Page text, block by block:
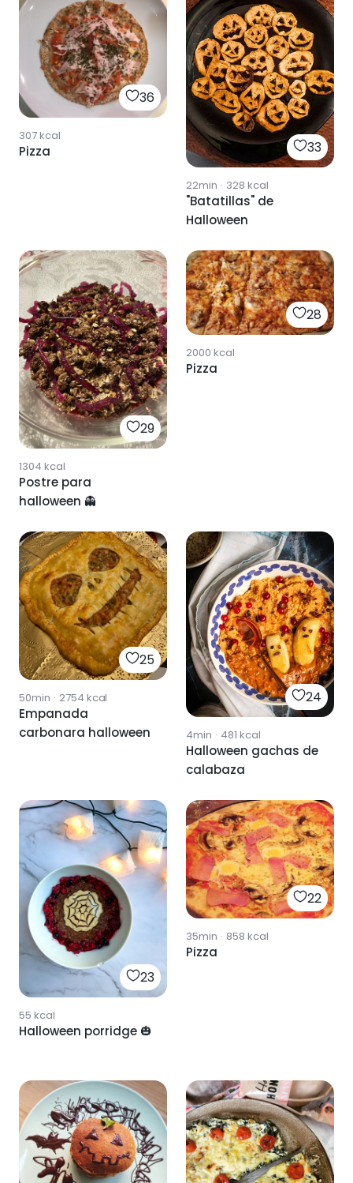
36
307kcal
Pizza 33
22min · 328 kcal
"Batatillas" de
Halloween
29
1304 kcal
Postre para
halloween 👻
28
2000 kcal
Pizza
25
50min · 2754 kcal
Empanada
carbonara halloween
24
4min · 481 kcal
Halloween gachas de
calabaza
23
55 kcal
Halloween porridge 🎃
22
35min · 858 kcal
Pizza